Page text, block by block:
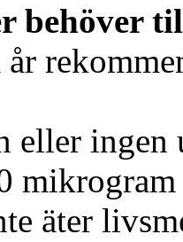
behöver
år
eller ingen
äter